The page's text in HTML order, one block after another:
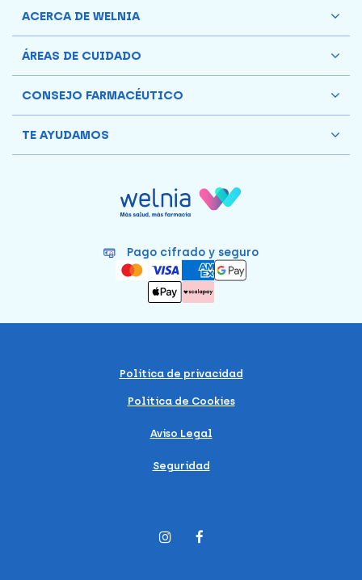
Pago cifrado y seguro
ACERCA DE WELNIA
ÁREAS DE CUIDADO
CONSEJO FARMACÉUTICO
TE AYUDAMOS
Política de privacidad
Política de Cookies
Aviso Legal
Seguridad